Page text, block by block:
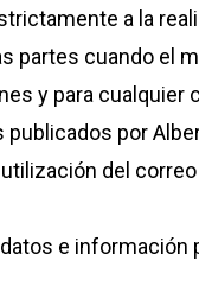
a la
partes cuando el
y para
por
del
e